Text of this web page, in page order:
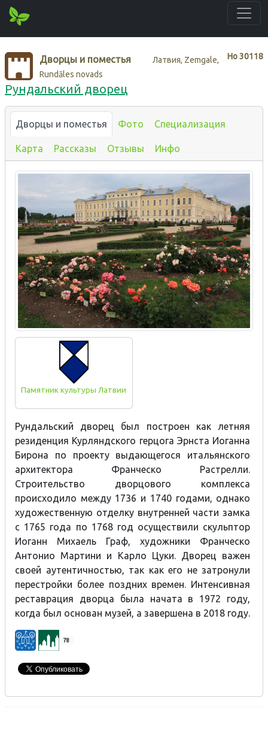
Нo30118
Дворцы и поместья
Латвия, Zemgale,
Rundāles novads
Рундальский дворец
Дворцы и поместья Фото Специализация
Карта Рассказы Отзывы Инфо
Памятник культуры Латвии
Рундальский дворец был построен как летняя
резиденция Курляндского герцога Эрнста Иоганна
Бирона по проекту выдающегося итальянского
архитектора Франческо Растрелли.
Строительство дворцового комплекса
происходило между 1736 и 1740 годами, однако
художественную отделку внутренней части замка
с 1765 года по 1768 год осуществили скульптор
Иоганн Михаель Граф, художники Франческо
Антонио Мартини и Карло Цуки. Дворец важен
своей аутентичностью, так как его не затронули
перестройки более поздних времен. Интенсивная
реставрация дворца была начата в 1972 году,
когда был основан музей, а завершена в 2018 году.
78